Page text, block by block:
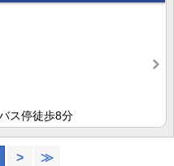
ス停徒歩8分
> ≫